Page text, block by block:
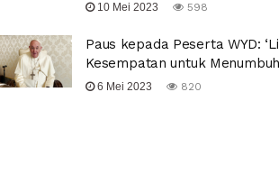
10 Mei 2023 598
Paus kepada Peserta WYD:
Kesempatan untuk
6 Mei 2023 820